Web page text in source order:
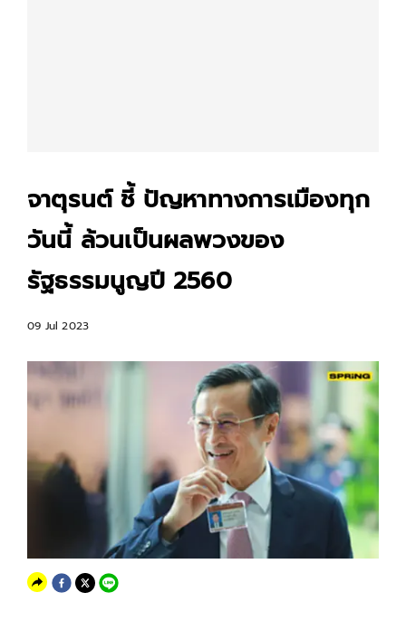
จาตุรนต์ ชี้ ปัญหาทางการเมืองทุก
วันนี้ ล้วนเป็นผลพวงของ
รัฐธรรมนูญปี 2560
09 Jul 2023